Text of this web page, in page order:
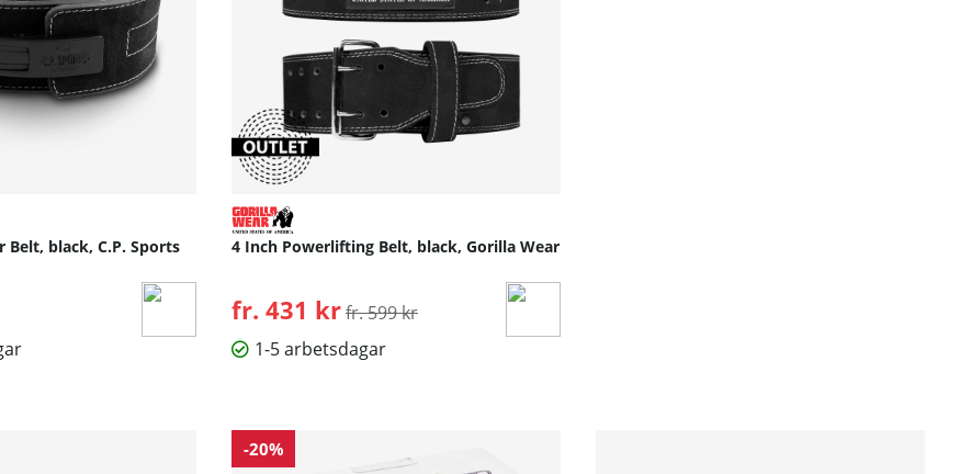
Belt, black, C.P. Sports 4 Inch Powerlifting Belt, black, Gorilla Wear
fr. 431 krOrdinarie pris:
fr. 599 kr
1-5 arbetsdagar
-20%